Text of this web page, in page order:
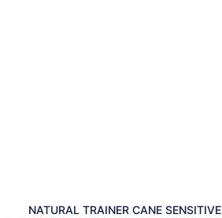
NATURAL TRAINER CANE SENSITIVE